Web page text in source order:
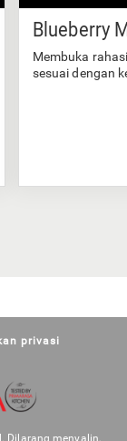
Blueberry
Membuka
sesuai dengan
privasi